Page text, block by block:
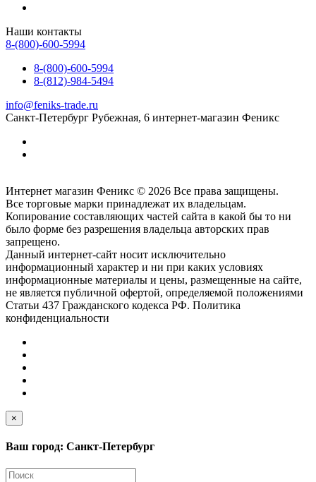
Наши контакты
8-(800)-600-5994
8-(800)-600-5994
8-(812)-984-5494
info@feniks-trade.ru
Санкт-Петербург Рубежная, 6 интернет-магазин Феникс
Интернет магазин Феникс © 2026 Все права защищены.
Все торговые марки принадлежат их владельцам.
Копирование составляющих частей сайта в какой бы то ни
было форме без разрешения владельца авторских прав
запрещено.
Данный интернет-сайт носит исключительно
информационный характер и ни при каких условиях
информационные материалы и цены, размещенные на сайте,
не является публичной офертой, определяемой положениями
Статьи 437 Гражданского кодекса РФ. Политика
конфиденциальности
×
Ваш город: Санкт-Петербург